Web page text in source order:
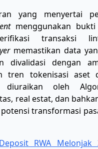
yang menyertai
menggunakan
transaksi
memastikan data
divalidasi dengan
tren tokenisasi aset
oleh
real estat, dan
transformasi
Deposit RWA